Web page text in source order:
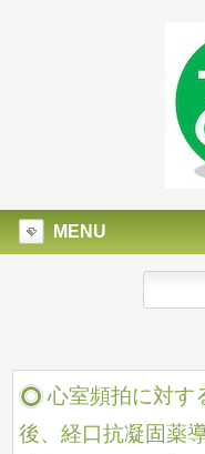
MENU
心室頻拍に対す
後、経口抗凝固薬